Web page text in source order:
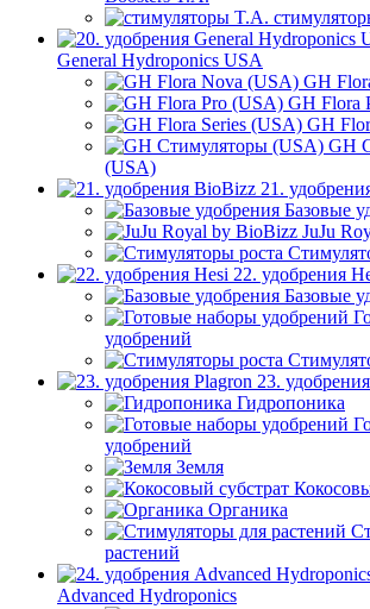
General Hydroponics USA
GH
GH Flora
GH
GH
(USA)
21.
Базовые
JuJu
22. удобрения
Базовые
удобрений
23.
Гидропоника
удобрений
Земля
Органика
растений
Advanced Hydroponics